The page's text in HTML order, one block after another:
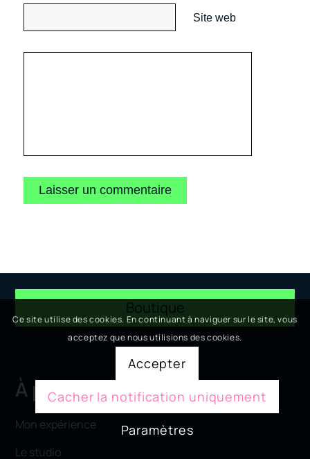
Site web
Boutique
À propos
Mon expérience
Le studio
Ce site utilise des cookies. En continuant à naviguer sur le site, vous
acceptez que nous utilisions des cookies.
Accepter
Cacher la notification uniquement
Paramètres